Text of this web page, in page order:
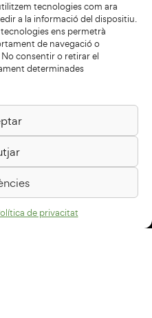
tecnologies com ara
a la informació del dispositiu.
ens permetrà
de navegació o
consentir o retirar el
determinades
de privacitat